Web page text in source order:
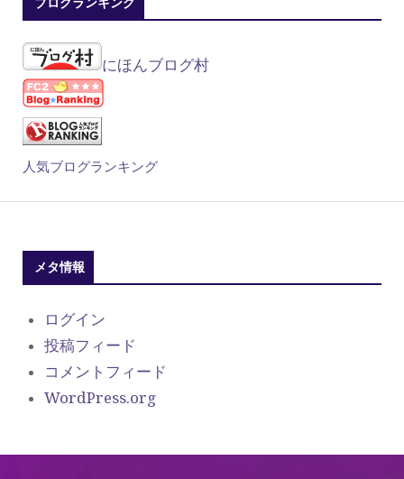
にほんブログ村
人気ブログランキング
メタ情報
ログイン
投稿フィード
コメントフィード
WordPress.org